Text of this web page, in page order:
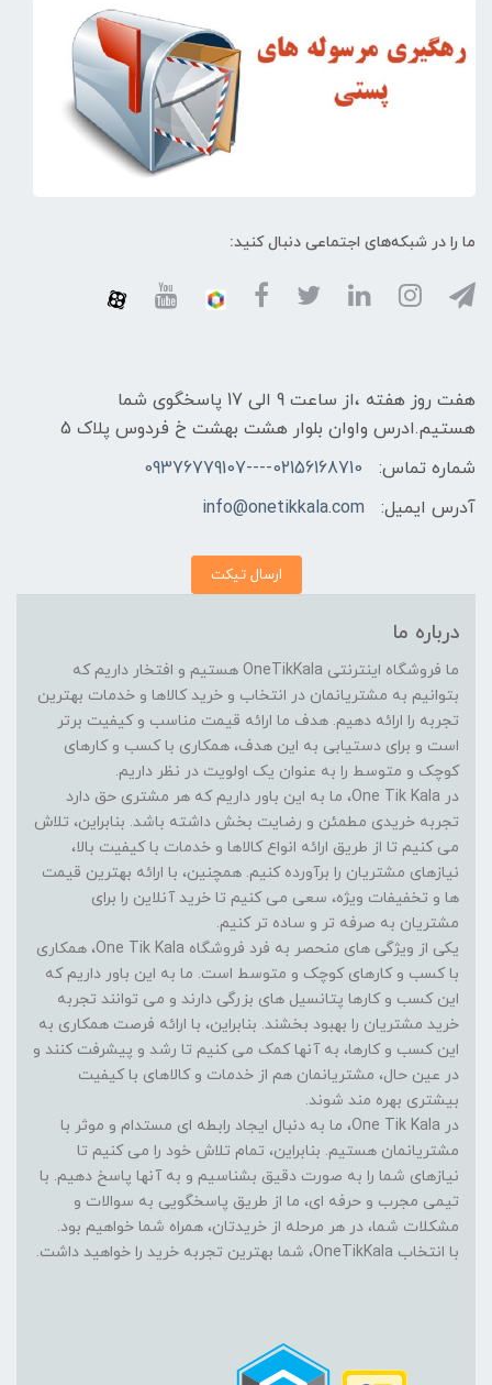
ما را در شبکه‌های اجتماعی دنبال کنید:
هفت روز هفته ،از ساعت 9 الی 17 پاسخگوی شما
هستیم.ادرس واوان بلوار هشت بهشت خ فردوس پلاک 5
شماره تماس:
02156168710----09376779107
آدرس ایمیل:
info@onetikkala.com
ارسال تیکت
درباره ما
ما فروشگاه اینترنتی OneTikKala هستیم و افتخار داریم که
بتوانیم به مشتریانمان در انتخاب و خرید کالاها و خدمات بهترین
تجربه را ارائه دهیم. هدف ما ارائه قیمت مناسب و کیفیت برتر
است و برای دستیابی به این هدف، همکاری با کسب و کارهای
کوچک و متوسط را به عنوان یک اولویت در نظر داریم.
در One Tik Kala، ما به این باور داریم که هر مشتری حق دارد
تجربه خریدی مطمئن و رضایت بخش داشته باشد. بنابراین، تلاش
می کنیم تا از طریق ارائه انواع کالاها و خدمات با کیفیت بالا،
نیازهای مشتریان را برآورده کنیم. همچنین، با ارائه بهترین قیمت
ها و تخفیفات ویژه، سعی می کنیم تا خرید آنلاین را برای
مشتریان به صرفه تر و ساده تر کنیم.
یکی از ویژگی های منحصر به فرد فروشگاه One Tik Kala، همکاری
با کسب و کارهای کوچک و متوسط است. ما به این باور داریم که
این کسب و کارها پتانسیل های بزرگی دارند و می توانند تجربه
خرید مشتریان را بهبود بخشند. بنابراین، با ارائه فرصت همکاری به
این کسب و کارها، به آنها کمک می کنیم تا رشد و پیشرفت کنند و
در عین حال، مشتریانمان هم از خدمات و کالاهای با کیفیت
بیشتری بهره مند شوند.
در One Tik Kala، ما به دنبال ایجاد رابطه ای مستدام و موثر با
مشتریانمان هستیم. بنابراین، تمام تلاش خود را می کنیم تا
نیازهای شما را به صورت دقیق بشناسیم و به آنها پاسخ دهیم. با
تیمی مجرب و حرفه ای، ما از طریق پاسخگویی به سوالات و
مشکلات شما، در هر مرحله از خریدتان، همراه شما خواهیم بود.
با انتخاب OneTikKala، شما بهترین تجربه خرید را خواهید داشت.